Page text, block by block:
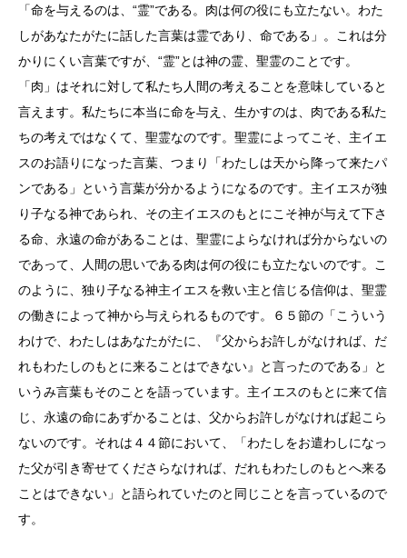
「命を与えるのは、“霊”である。肉は何の役にも立たない。わた
しがあなたがたに話した言葉は霊であり、命である」。これは分
かりにくい言葉ですが、“霊”とは神の霊、聖霊のことです。
「肉」はそれに対して私たち人間の考えることを意味していると
言えます。私たちに本当に命を与え、生かすのは、肉である私た
ちの考えではなくて、聖霊なのです。聖霊によってこそ、主イエ
スのお語りになった言葉、つまり「わたしは天から降って来たパ
ンである」という言葉が分かるようになるのです。主イエスが独
り子なる神であられ、その主イエスのもとにこそ神が与えて下さ
る命、永遠の命があることは、聖霊によらなければ分からないの
であって、人間の思いである肉は何の役にも立たないのです。こ
のように、独り子なる神主イエスを救い主と信じる信仰は、聖霊
の働きによって神から与えられるものです。６５節の「こういう
わけで、わたしはあなたがたに、『父からお許しがなければ、だ
れもわたしのもとに来ることはできない』と言ったのである」と
いうみ言葉もそのことを語っています。主イエスのもとに来て信
じ、永遠の命にあずかることは、父からお許しがなければ起こら
ないのです。それは４４節において、「わたしをお遣わしになっ
た父が引き寄せてくださらなければ、だれもわたしのもとへ来る
ことはできない」と語られていたのと同じことを言っているので
す。